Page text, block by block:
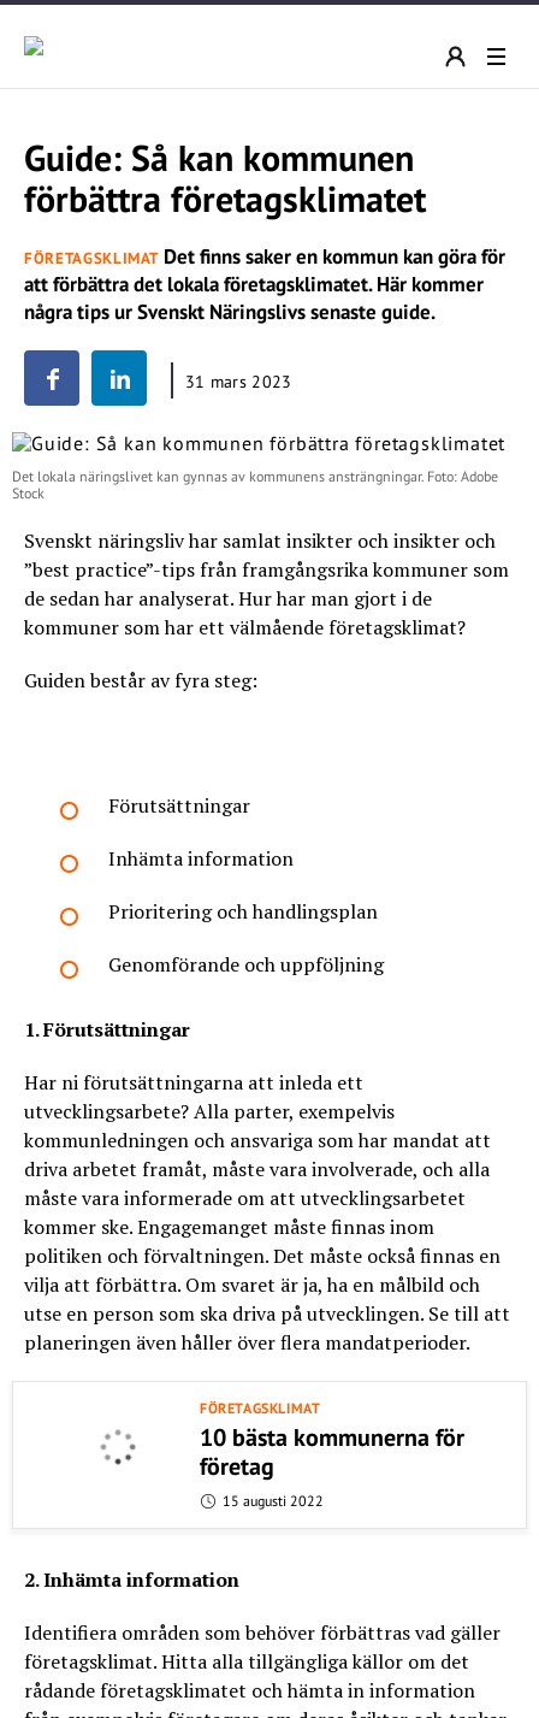
Guide: Så kan kommunen
förbättra företagsklimatet
FÖRETAGSKLIMAT Det finns saker en kommun kan göra för
att förbättra det lokala företagsklimatet. Här kommer
några tips ur Svenskt Näringslivs senaste guide.
31 mars 2023
Det lokala näringslivet kan gynnas av kommunens ansträngningar. Foto: Adobe
Stock
Svenskt näringsliv har samlat insikter och insikter och
”best practice”-tips från framgångsrika kommuner som
de sedan har analyserat. Hur har man gjort i de
kommuner som har ett välmående företagsklimat?
Guiden består av fyra steg:
Förutsättningar
Inhämta information
Prioritering och handlingsplan
Genomförande och uppföljning
1. Förutsättningar
Har ni förutsättningarna att inleda ett
utvecklingsarbete? Alla parter, exempelvis
kommunledningen och ansvariga som har mandat att
driva arbetet framåt, måste vara involverade, och alla
måste vara informerade om att utvecklingsarbetet
kommer ske. Engagemanget måste finnas inom
politiken och förvaltningen. Det måste också finnas en
vilja att förbättra. Om svaret är ja, ha en målbild och
utse en person som ska driva på utvecklingen. Se till att
planeringen även håller över flera mandatperioder.
FÖRETAGSKLIMAT
10 bästa kommunerna för
företag
15 augusti 2022
2. Inhämta information
Identifiera områden som behöver förbättras vad gäller
företagsklimat. Hitta alla tillgängliga källor om det
rådande företagsklimatet och hämta in information